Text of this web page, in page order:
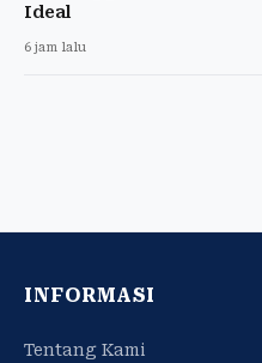
Ideal
6 jam lalu
INFORMASI
Tentang Kami